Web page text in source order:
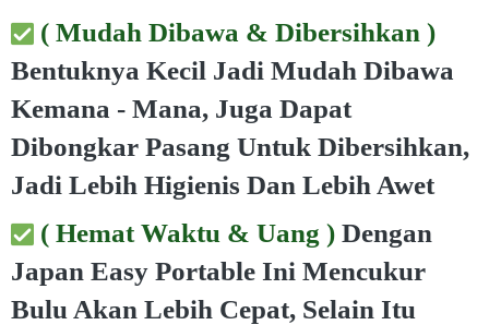
( Mudah Dibawa & Dibersihkan )
Bentuknya Kecil Jadi Mudah Dibawa
Kemana - Mana, Juga Dapat
Dibongkar Pasang Untuk Dibersihkan,
Jadi Lebih Higienis Dan Lebih Awet
( Hemat Waktu & Uang ) Dengan
Japan Easy Portable Ini Mencukur
Bulu Akan Lebih Cepat, Selain Itu